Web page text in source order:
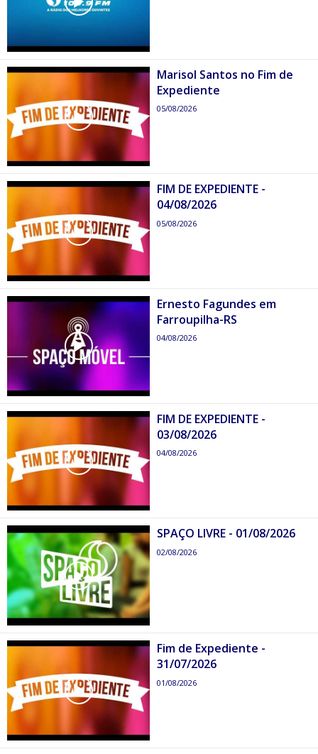
Marisol Santos no Fim de
Expediente
05/08/2026
FIM DE EXPEDIENTE -
04/08/2026
05/08/2026
Ernesto Fagundes em
Farroupilha-RS
04/08/2026
FIM DE EXPEDIENTE -
03/08/2026
04/08/2026
SPAÇO LIVRE - 01/08/2026
02/08/2026
Fim de Expediente -
31/07/2026
01/08/2026